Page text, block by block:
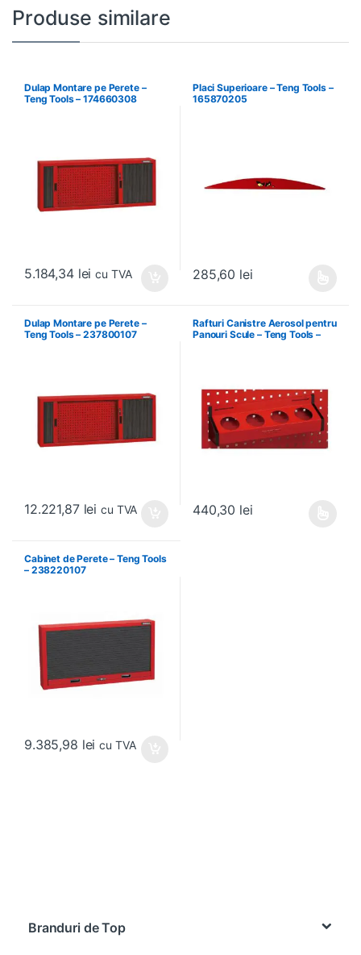
Produse similare
Dulap Montare pe Perete –
Teng Tools – 174660308
5.184,34 lei cu TVA
Placi Superioare – Teng Tools –
165870205
285,60 lei
Dulap Montare pe Perete –
Teng Tools – 237800107
12.221,87 lei cu TVA
Rafturi Canistre Aerosol pentru
Panouri Scule – Teng Tools –
440,30 lei
Cabinet de Perete – Teng Tools
– 238220107
9.385,98 lei cu TVA
Branduri de Top